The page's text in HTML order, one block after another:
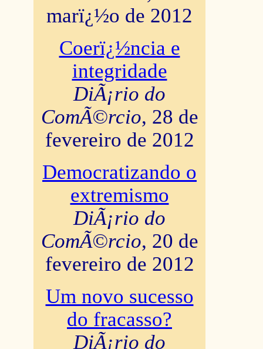
marï¿½o de 2012
Coerï¿½ncia e
integridade
DiÃ¡rio do
ComÃ©rcio, 28 de
fevereiro de 2012
Democratizando o
extremismo
DiÃ¡rio do
ComÃ©rcio, 20 de
fevereiro de 2012
Um novo sucesso
do fracasso?
DiÃ¡rio do